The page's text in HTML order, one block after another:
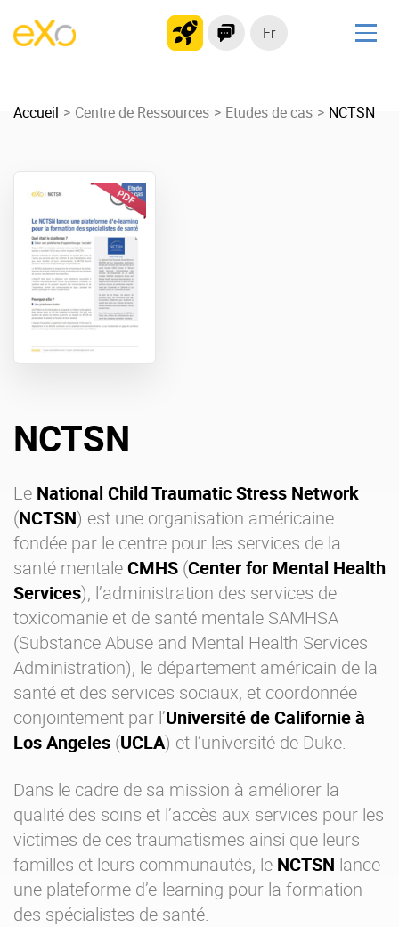
Fr
Plateforme collaborative
Hub de connaissances
Portail d’applications
Produit
La Plateforme
Pourquoi eXo ?
Mobile
Offre Enterprise
A propos d’eXo
Contactez-nous
Essayez eXo
Accueil Centre de Ressources Etudes de cas NCTSN
NCTSN
Le National Child Traumatic Stress Network
(NCTSN) est une organisation américaine
fondée par le centre pour les services de la
santé mentaleCMHS (Center for Mental Health
Services), l’administration des services de
toxicomanie et de santé mentale SAMHSA
(Substance Abuse and Mental Health Services
Administration), le département américain de la
santé et des services sociaux, et coordonnée
conjointement par l’Université de Californie à
Los Angeles (UCLA) et l’université de Duke.
Dans le cadre de sa mission à améliorer la
qualité des soins et l’accès aux services pour les
victimes de ces traumatismes ainsi que leurs
familles et leurs communautés, le NCTSN lance
une plateforme d’e-learning pour la formation
des spécialistes de santé.